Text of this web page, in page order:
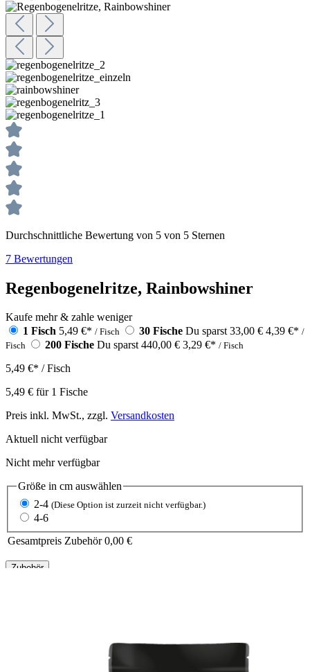
Durchschnittliche Bewertung von 5 von 5 Sternen
7 Bewertungen
Regenbogenelritze, Rainbowshiner
Kaufe mehr & zahle weniger
1 Fisch 5,49 €* / Fisch 30 Fische Du sparst 33,00 € 4,39 €* /
Fisch
200 Fische Du sparst 440,00 € 3,29 €* / Fisch
5,49 €* / Fisch
5,49 € für 1 Fische
Preis inkl. MwSt., zzgl. Versandkosten
Aktuell nicht verfügbar
Nicht mehr verfügbar
Größe in cm auswählen
2-4 (Diese Option ist zurzeit nicht verfügbar.)
4-6
Gesamtpreis Zubehör 0,00 €
Zubehör